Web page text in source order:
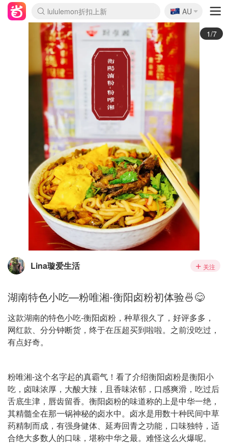
lululemon折扣上新
Sasa美妆护肤3.5折
SSENSE年中2.5折
FreshBeauty好价汇总
Cettire降价+叠9折
WWS Coles超市实拍
viagogo二手票捡漏
Myer超级周末
The Outnet奢牌1折起
David Jones 3折起
Flannels大牌1折
Perfumes Club护肤1折
AMIRO面罩$251
Amazon折扣汇总
eToro入金$200送$50
Amazon数码好物
ICONIC本周7.5折
ThedoubleF高奢地板价
Moose Knuckles 6折
丝芙兰5折起
EUFY摄像头$98
Selenichast首饰2折
Trip机票酒店促销
YSL送5件彩妆礼
Amazon家居好物
Amazon美妆护肤
雅漾大喷$8
过敏原检测盒$33
伊索独家赠50ml沐浴露
科颜氏高保湿面霜$29
SEALIFE海洋馆门票6折
丝塔芙大白罐$16
订阅Newsletter送香薰
Cult Beauty 6.8折
Harrods圣诞日历$525
LN-CC奢牌私促3折
d'Alba空姐喷雾$16
EVE LOM套装£56
Bernardelli独家4折
Adore Beauty 6折起
CT圣诞日历
Mytheresa奢品2.7折
Luxury Escapes 9折
Currentbody美容仪$881
MOON Garden Live
Roborock扫地机$649
Tingo Life水杯$24
Valentino官网5折
CR洗护套装$23
修丽可4件套$159
Myer彩妆2件7折
GANNI官网4.5折
Stylevana韩妆4折
Tessabit高奢8.5折
OGX洗发水$11
Amazon阿德莱德次日达
卡诗8.5折+赠礼
Philips Hue灯具8折
🇦🇺
AU
2/7
Lina璇爱生活 关注
湖南特色小吃—粉唯湘-衡阳卤粉初体验🍜😋
这款湖南的特色小吃-衡阳卤粉，种草很久了，好评多多，
网红款、分分钟断货，终于在压超买到啦啦。之前没吃过，
有点好奇。
粉唯湘-这个名字起的真霸气！看了介绍衡阳卤粉是衡阳小
吃，卤味浓厚，大酸大辣，且香味浓郁，口感爽滑，吃过后
舌底生津，唇齿留香。衡阳卤粉的味道称的上是中华一绝，
其精髓全在那一锅神秘的卤水中。卤水是用数十种民间中草
药精制而成，有强身健体、延寿回青之功能，口味独特，适
合绝大多数人的口味，堪称中华之最。难怪这么火爆呢。